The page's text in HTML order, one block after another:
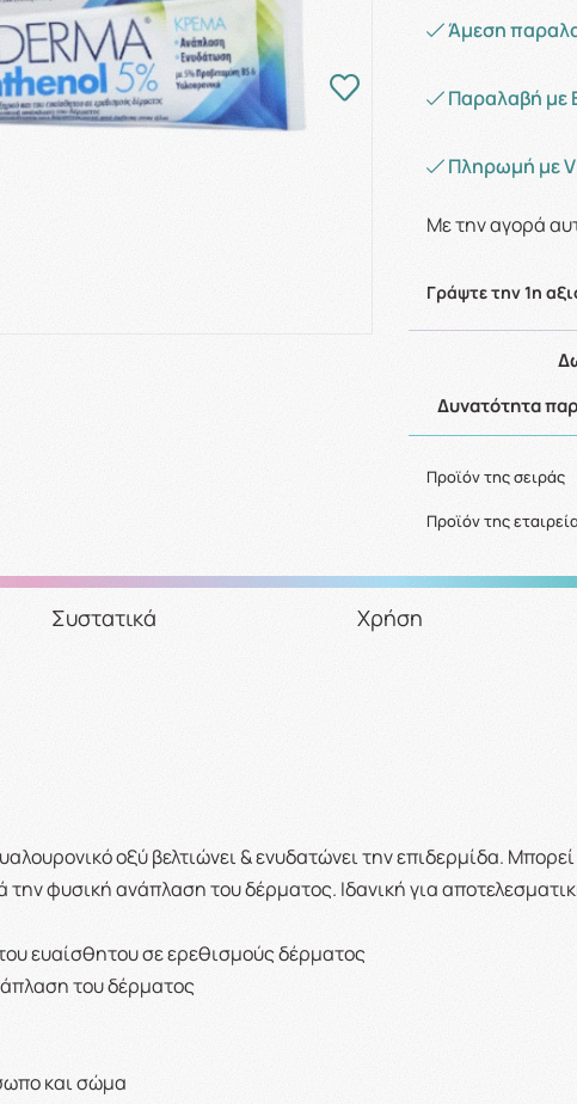
Άμεση
Παραλαβή με
Πληρωμή με
Με την αγορά
Γράψτε την 1η
Δυνατότητα
Προϊόν της σειράς
Προϊόν της
Συστατικά Χρήση
οξύ βελτιώνει & ενυδατώνει την επιδερμίδα.
την φυσική ανάπλαση του δέρματος. Ιδανική για
ευαίσθητου σε ερεθισμούς δέρματος
του δέρματος
και σώμα